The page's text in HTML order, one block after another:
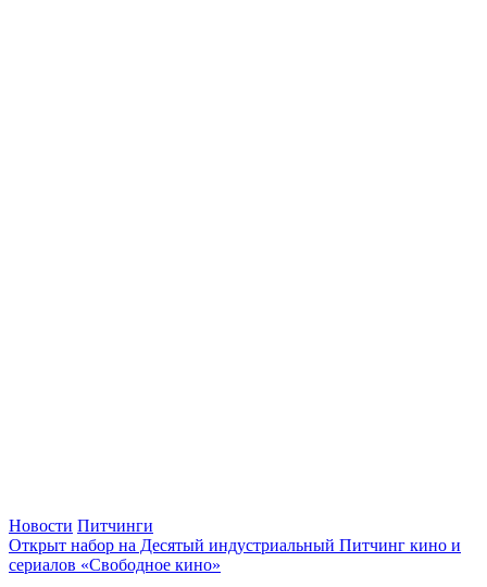
Новости Питчинги
Открыт набор на Десятый индустриальный Питчинг кино и
сериалов «Свободное кино»